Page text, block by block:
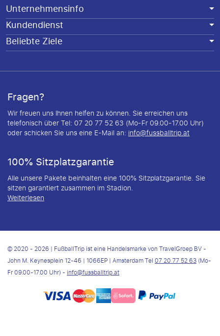
Unternehmensinfo
Kundendienst
Beliebte Ziele
Fragen?
Wir freuen uns Ihnen helfen zu können. Sie erreichen uns
telefonisch über Tel: 07 20 77 52 63 (Mo-Fr 09.00-17.00 Uhr)
oder schicken Sie uns eine E-Mail an: info@fussballtrip.at
100% Sitzplatzgarantie
Alle unsere Pakete beinhalten eine 100% Sitzplatzgarantie. Sie
sitzen garantiert zusammen im Stadion.
Weiterlesen
© 2020 - 2026 | FußballTrip ist eine Handelsmarke von TravelGroep BV -
John M. Keynesplein 12-46 | 1066EP | Amsterdam Tel07 20 77 52 63(Mo-
Fr 09.00-17.00 Uhr) -info@fussballtrip.at